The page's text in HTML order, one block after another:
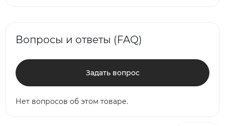
Вопросы и ответы (FAQ)
Задать вопрос
Нет вопросов об этом товаре.